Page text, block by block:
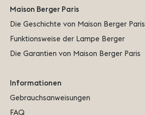
Maison Berger Paris
Die Geschichte von Maison Berger Paris
Funktionsweise der Lampe Berger
Die Garantien von Maison Berger Paris
Informationen
Gebrauchsanweisungen
FAQ